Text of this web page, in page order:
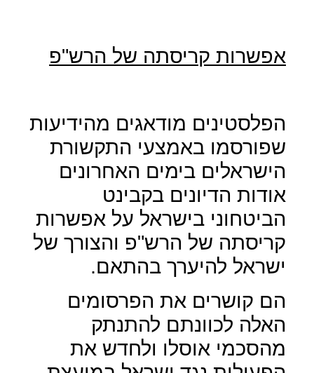
אפשרות קריסתה של הרש"פ
הפלסטינים מודאגים מהידיעות
שפורסמו באמצעי התקשורת
הישראלים בימים האחרונים
אודות הדיונים בקבינט
הביטחוני בישראל על אפשרות
קריסתה של הרש"פ והצורך של
ישראל להיערך בהתאם.
הם קושרים את הפרסומים
האלה לכוונתם להתנתק
מהסכמי אוסלו ולחדש את